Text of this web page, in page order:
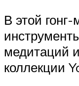
В этой
медитаций
коллекции